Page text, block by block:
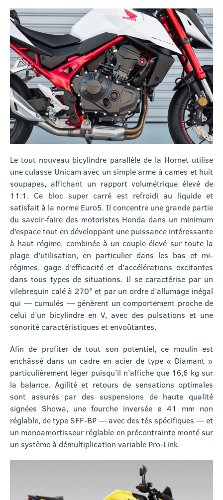
Le tout nouveau bicylindre parallèle de la Hornet utilise
une culasse Unicam avec un simple arme à cames et huit
soupapes, affichant un rapport volumétrique élevé de
11:1. Ce bloc super carré est refroidi au liquide et
satisfait à la norme Euro5. Il concentre une grande partie
du savoir-faire des motoristes Honda dans un minimum
d’espace tout en développant une puissance intéressante
à haut régime, combinée à un couple élevé sur toute la
plage d’utilisation, en particulier dans les bas et mi-
régimes, gage d’efficacité et d’accélérations excitantes
dans tous types de situations. Il se caractérise par un
vilebrequin calé à 270° et par un ordre d’allumage inégal
qui — cumulés — génèrent un comportement proche de
celui d’un bicylindre en V, avec des pulsations et une
sonorité caractéristiques et envoûtantes.
Afin de profiter de tout son potentiel, ce moulin est
enchâssé dans un cadre en acier de type « Diamant »
particulièrement léger puisqu’il n’affiche que 16,6 kg sur
la balance. Agilité et retours de sensations optimales
sont assurés par des suspensions de haute qualité
signées Showa, une fourche inversée ø 41 mm non
réglable, de type SFF-BP — avec des tés spécifiques — et
un monoamortisseur réglable en précontrainte monté sur
un système à démultiplication variable Pro-Link.